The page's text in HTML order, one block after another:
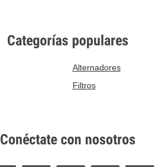
Categorías populares
Alternadores
Filtros
Conéctate con nosotros